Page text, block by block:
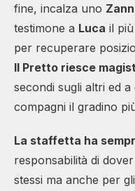
fine, incalza uno
testimone a Luca il
per recuperare
Il Pretto riesce
secondi sugli altri ed a
compagni il gradino
La staffetta ha
responsabilità di
stessi ma anche per